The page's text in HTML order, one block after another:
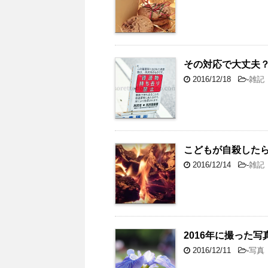
その対応で大丈夫？
2016/12/18 -雑記
こどもが自殺した
2016/12/14 -雑記
2016年に撮った写
2016/12/11 -写真